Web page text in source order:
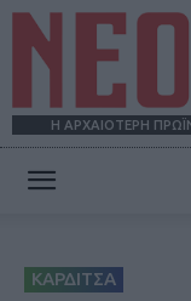
Η ΑΡΧΑΙΟΤΕΡΗ
ΚΑΡΔΙΤΣΑ